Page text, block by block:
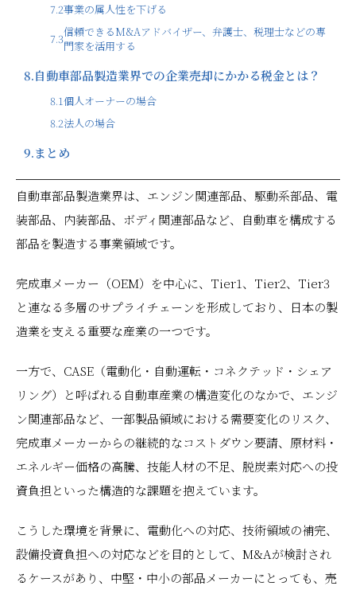
7.2事業の属人性を下げる
7.3信頼できるM&Aアドバイザー、弁護士、税理士などの専
門家を活用する
8.自動車部品製造業界での企業売却にかかる税金とは？
8.1個人オーナーの場合
8.2法人の場合
9.まとめ
自動車部品製造業界は、エンジン関連部品、駆動系部品、電
装部品、内装部品、ボディ関連部品など、自動車を構成する
部品を製造する事業領域です。
完成車メーカー（OEM）を中心に、Tier1、Tier2、Tier3
と連なる多層のサプライチェーンを形成しており、日本の製
造業を支える重要な産業の一つです。
一方で、CASE（電動化・自動運転・コネクテッド・シェア
リング）と呼ばれる自動車産業の構造変化のなかで、エンジ
ン関連部品など、一部製品領域における需要変化のリスク、
完成車メーカーからの継続的なコストダウン要請、原材料・
エネルギー価格の高騰、技能人材の不足、脱炭素対応への投
資負担といった構造的な課題を抱えています。
こうした環境を背景に、電動化への対応、技術領域の補完、
設備投資負担への対応などを目的として、M&Aが検討され
るケースがあり、中堅・中小の部品メーカーにとっても、売